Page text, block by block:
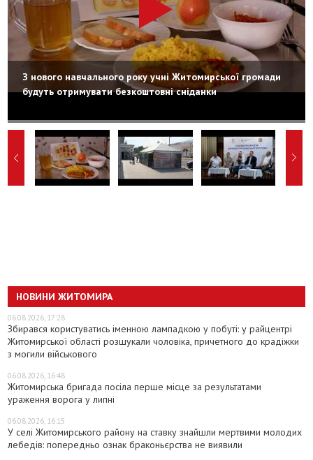
З нового навчального року учні Житомирської громади
будуть отримувати безкоштовні сніданки
НОВИНИ ЖИТОМИРА
06.08.2026, 17:28
Збирався користуватись іменною лампадкою у побуті: у райцентрі
Житомирської області розшукали чоловіка, причетного до крадіжки
з могили військового
06.08.2026, 16:48
Житомирська бригада посіла перше місце за результатами
ураження ворога у липні
06.08.2026, 16:15
У селі Житомирського району на ставку знайшли мертвими молодих
лебедів: попередньо ознак браконьєрства не виявили